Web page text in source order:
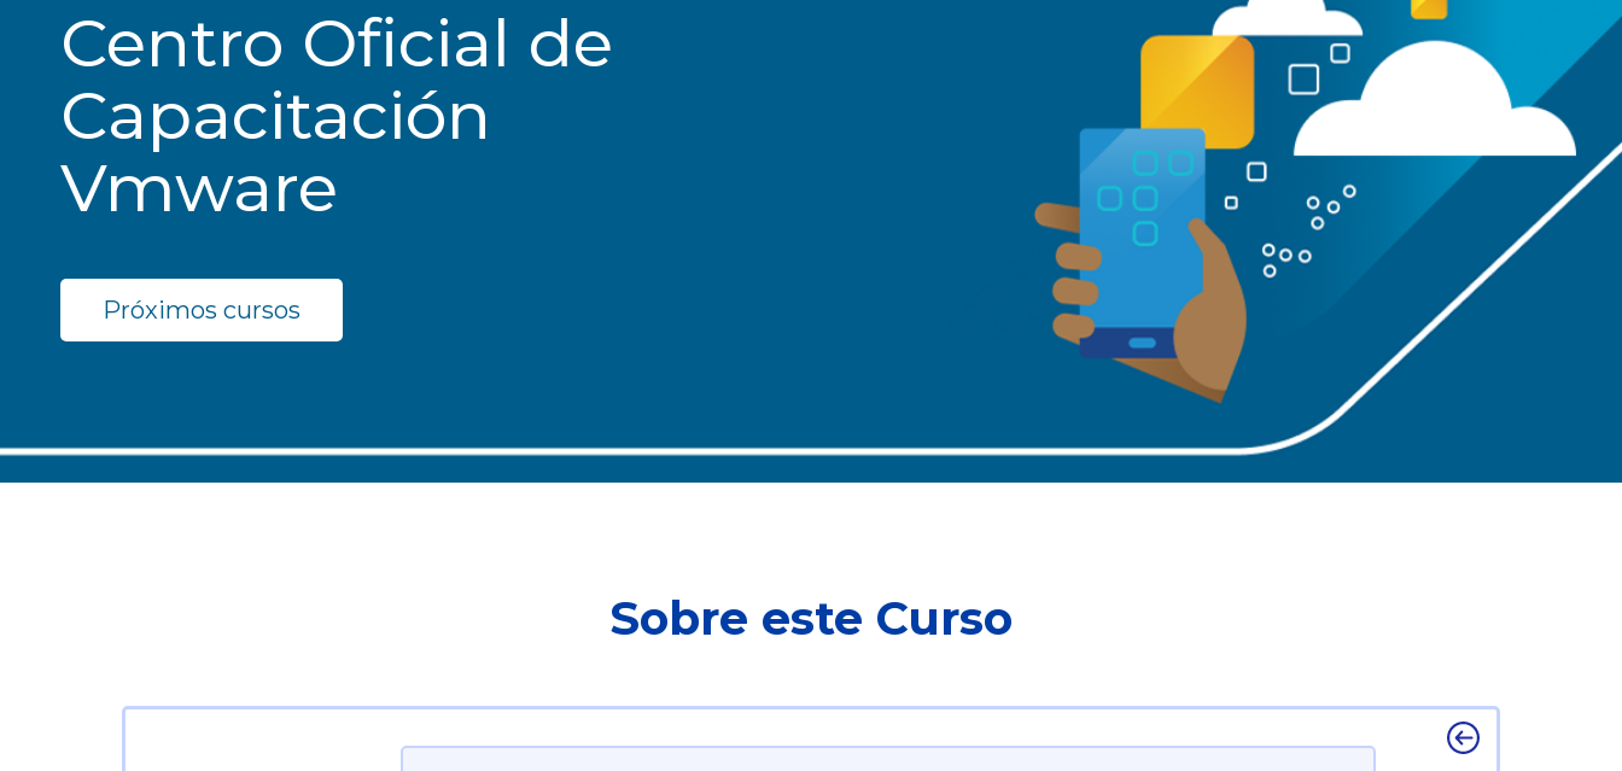
Centro Oficial de
Capacitación
Vmware
Próximos cursos
Sobre este Curso